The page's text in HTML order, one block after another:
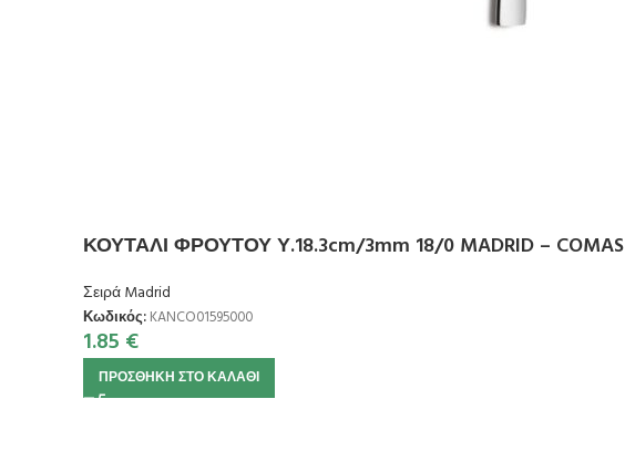
ΚΟΥΤΑΛΙ ΦΡΟΥΤΟΥ Υ.18.3cm/3mm 18/0 MADRID – COMAS
Σειρά Madrid
Κωδικός: KANCO01595000
1.85 €
ΠΡΟΣΘΉΚΗ ΣΤΟ ΚΑΛΆΘΙ